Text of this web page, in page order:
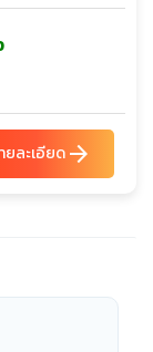
ยละเอียดarrow_forward